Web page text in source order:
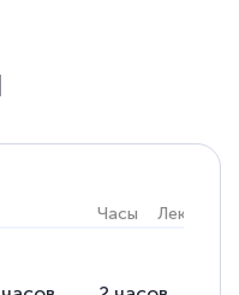
курс
"Эксперт ЕГЭ по
Много
Часы Лекции